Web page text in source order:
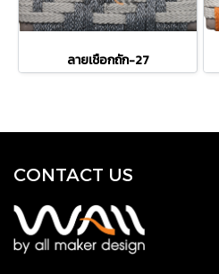
ลายเชือกถัก-27
CONTACT US